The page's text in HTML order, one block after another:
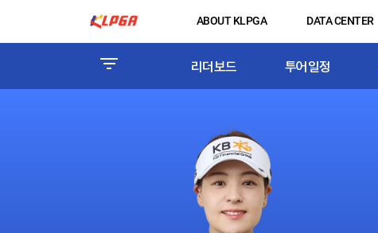
ABOUT KLPGA DATA CENTER
리더보드 투어일정